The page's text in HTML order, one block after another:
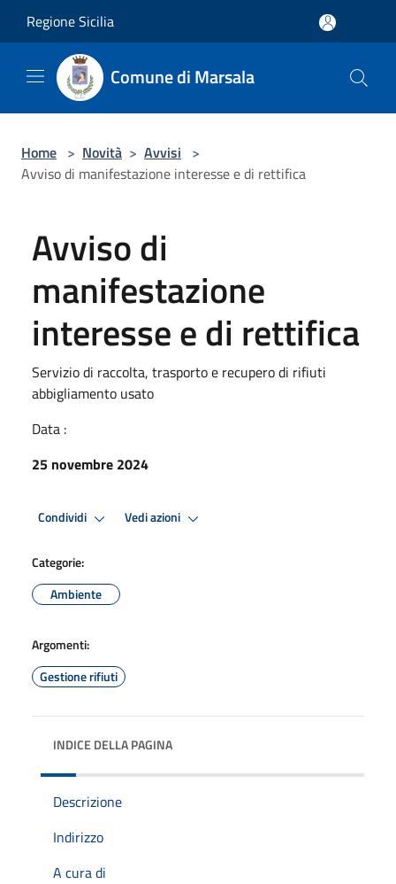
Regione Sicilia
Comune di Marsala
Home > Novità > Avvisi >
Avviso di manifestazione interesse e di rettifica
Avviso di
manifestazione
interesse e di rettifica
Servizio di raccolta, trasporto e recupero di rifiuti
abbigliamento usato
Data :
25 novembre 2024
Condividi Vedi azioni
Categorie:
Ambiente
Argomenti:
Gestione rifiuti
INDICE DELLA PAGINA
Descrizione
Indirizzo
A cura di